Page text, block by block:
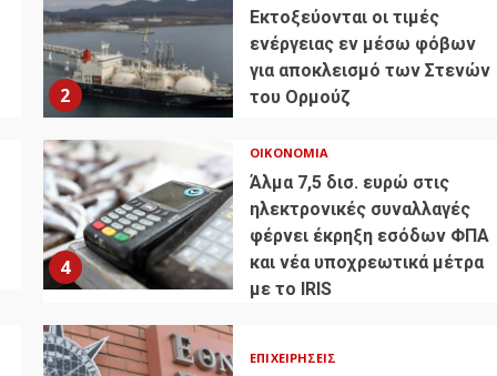
2
Εκτοξεύονται οι τιμές
ενέργειας εν μέσω φόβων
για αποκλεισμό των Στενών
του Ορμούζ
4
ΟΙΚΟΝΟΜΊΑ
Άλμα 7,5 δισ. ευρώ στις
ηλεκτρονικές συναλλαγές
φέρνει έκρηξη εσόδων ΦΠΑ
και νέα υποχρεωτικά μέτρα
με το IRIS
ΕΠΙΧΕΙΡΉΣΕΙΣ